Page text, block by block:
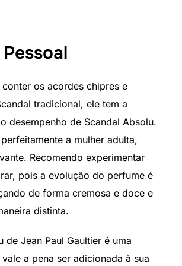
os acordes chipres e
tradicional, ele tem a
desempenho de Scandal Absolu.
a mulher adulta,
Recomendo experimentar
pois a evolução do perfume é
de forma cremosa e doce e
distinta.
de Jean Paul Gaultier é uma
a pena ser adicionada à sua